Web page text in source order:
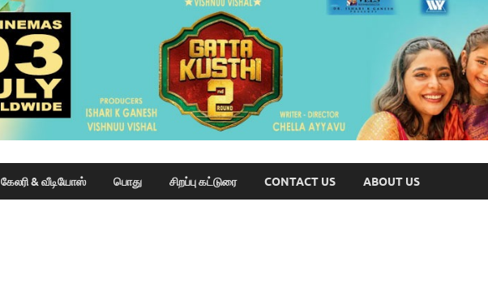
கேலரி & வீடியோஸ் பொது சிறப்பு கட்டுரை CONTACT US ABOUT US